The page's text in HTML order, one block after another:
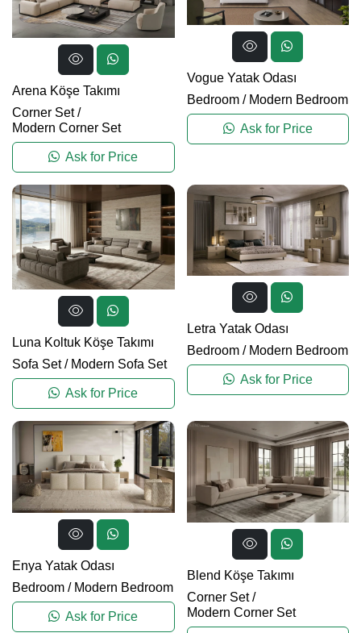
Arena Köşe Takımı
Corner Set/
Modern Corner Set
Ask for Price
Vogue Yatak Odası
Bedroom/ Modern Bedroom
Ask for Price
Luna Koltuk Köşe Takımı
Sofa Set/ Modern Sofa Set
Ask for Price
Letra Yatak Odası
Bedroom/ Modern Bedroom
Ask for Price
Enya Yatak Odası
Bedroom / Modern Bedroom
Ask for Price
Blend Köşe Takımı
Corner Set/
Modern Corner Set